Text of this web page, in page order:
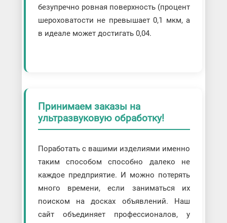
безупречно ровная поверхность (процент
шероховатости не превышает 0,1 мкм, а
в идеале может достигать 0,04.
Принимаем заказы на
ультразвуковую обработку!
Поработать с вашими изделиями именно
таким способом способно далеко не
каждое предприятие. И можно потерять
много времени, если заниматься их
поиском на досках объявлений. Наш
сайт объединяет профессионалов, у